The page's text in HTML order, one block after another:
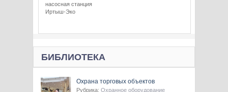
насосная станция
Иртыш-Эко
БИБЛИОТЕКА
Охрана торговых объектов
Рубрика: Охранное оборудование